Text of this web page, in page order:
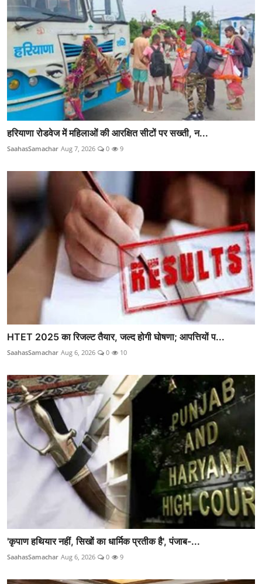
हरियाणा रोडवेज में महिलाओं की आरक्षित सीटों पर सख्ती, न...
SaahasSamachar Aug 7, 2026 0 9
HTET 2025 का रिजल्ट तैयार, जल्द होगी घोषणा; आपत्तियों प...
SaahasSamachar Aug 6, 2026 0 10
'कृपाण हथियार नहीं, सिखों का धार्मिक प्रतीक है', पंजाब-...
SaahasSamachar Aug 6, 2026 0 9